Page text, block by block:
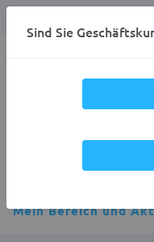
Mein Bereich und
Sind Sie